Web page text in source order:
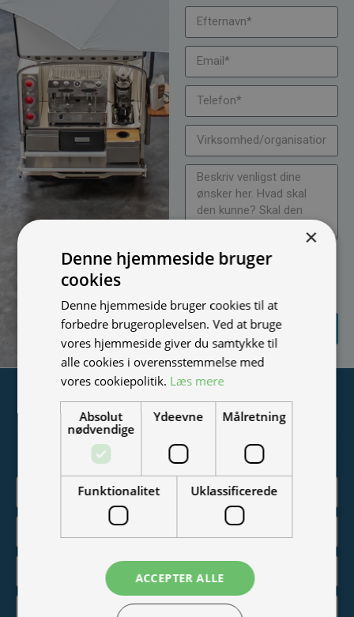
Jeg vil gerne modtage
SEND
FORESPØRGSEL
Tilmeld nyhedsmail
Vær blandt de første til at modtage info om nye produkter,
tilbud, events og udstillinger.
×
Denne hjemmeside bruger
cookies
Denne hjemmeside bruger cookies til at
forbedre brugeroplevelsen. Ved at bruge
vores hjemmeside giver du samtykke til
alle cookies i overensstemmelse med
vores cookiepolitik. Læs mere
Absolut
nødvendige
Ydeevne Målretning
Funktionalitet Uklassificerede
ACCEPTER ALLE